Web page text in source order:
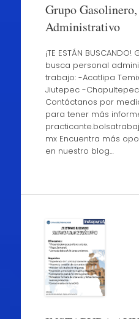
Grupo
Administrativo
¡TE ESTÁN
busca personal
trabajo: -Acatlipa
Jiutepec -
Contáctanos por
para tener más
mx Encuentra más
en nuestro blog…